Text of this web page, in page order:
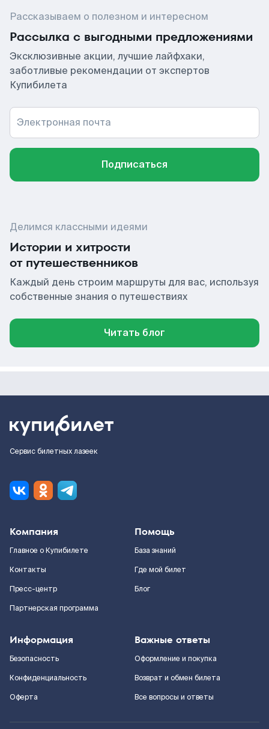
Рассказываем о полезном и интересном
Рассылка с выгодными предложениями
Эксклюзивные акции, лучшие лайфхаки,
заботливые рекомендации от экспертов
Купибилета
Электронная почта
Подписаться
Делимся классными идеями
Истории и хитрости
от путешественников
Каждый день строим маршруты для вас, используя
собственные знания о путешествиях
Читать блог
Сервис билетных лазеек
Компания
Главное о Купибилете
Контакты
Пресс-центр
Партнерская программа
Помощь
База знаний
Где мой билет
Блог
Информация
Безопасность
Конфиденциальность
Оферта
Важные ответы
Оформление и покупка
Возврат и обмен билета
Все вопросы и ответы